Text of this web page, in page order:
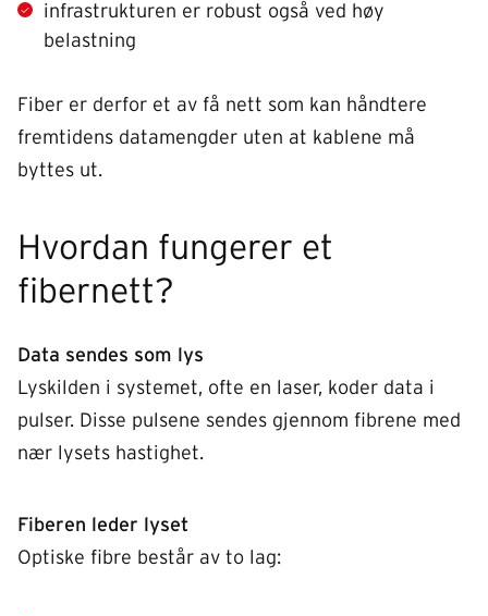
infrastrukturen er robust også ved høy
belastning
Fiber er derfor et av få nett som kan håndtere
fremtidens datamengder uten at kablene må
byttes ut.
Hvordan fungerer et
fibernett?
Data sendes som lys
Lyskilden i systemet, ofte en laser, koder data i
pulser. Disse pulsene sendes gjennom fibrene med
nær lysets hastighet.
Fiberen leder lyset
Optiske fibre består av to lag: